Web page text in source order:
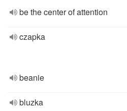
be the center of attention
czapka
beanie
bluzka